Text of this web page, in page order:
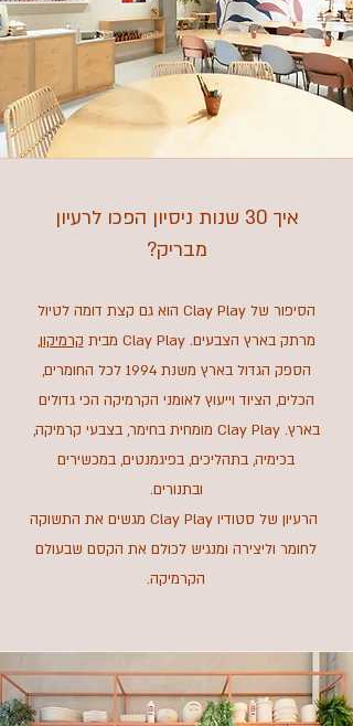
איך 30 שנות ניסיון הפכו לרעיון
מבריק?
הסיפור של Clay Play הוא גם קצת דומה לטיול
מרתק בארץ הצבעים. Clay Play מבית
קרמיקון,
הספק הגדול בארץ משנת 1994 לכל החומרים,
הכלים, הציוד וייעוץ לאומני הקרמיקה הכי גדולים
בארץ. Clay Play מומחית בחימר, בצבעי קרמיקה,
בכימיה, בתהליכים, בפיגמנטים, במכשירים
ובתנורים.
הרעיון של סטודיו Clay Play מגשים את התשוקה
לחומר וליצירה ומנגיש לכולם את הקסם שבעולם
הקרמיקה.